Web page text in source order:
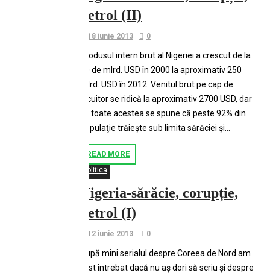
petrol (II)
18 iunie 2013 0
Produsul intern brut al Nigeriei a crescut de la
40 de mlrd. USD în 2000 la aproximativ 250
mlrd. USD în 2012. Venitul brut pe cap de
locuitor se ridică la aproximativ 2700 USD, dar
cu toate acestea se spune că peste 92% din
populaţie trăieşte sub limita sărăciei şi...
READ MORE
Politica
Nigeria-sărăcie, corupție,
petrol (I)
12 iunie 2013 0
După mini serialul despre Coreea de Nord am
fost întrebat dacă nu aş dori să scriu şi despre